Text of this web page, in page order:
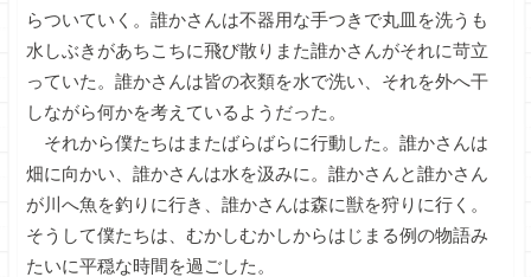
らついていく。誰かさんは不器用な手つきで丸皿を洗うも
水しぶきがあちこちに飛び散りまた誰かさんがそれに苛立
っていた。誰かさんは皆の衣類を水で洗い、それを外へ干
しながら何かを考えているようだった。
それから僕たちはまたばらばらに行動した。誰かさんは
畑に向かい、誰かさんは水を汲みに。誰かさんと誰かさん
が川へ魚を釣りに行き、誰かさんは森に獣を狩りに行く。
そうして僕たちは、むかしむかしからはじまる例の物語み
たいに平穏な時間を過ごした。